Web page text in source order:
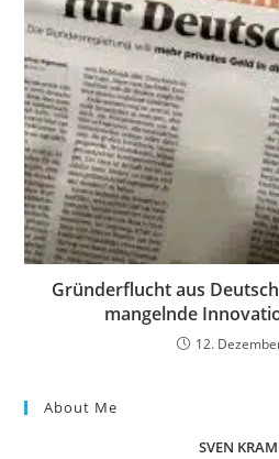
Gründerflucht aus
mangelnde
12.
About Me
SVEN